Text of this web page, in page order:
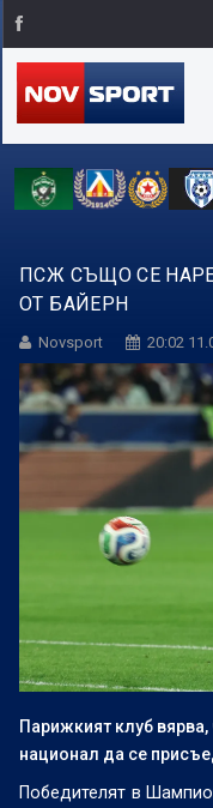
ПСЖ СЪЩО СЕ
ОТ БАЙЕРН
Novsport 20:02
Парижкият клуб
национал да се
Победителят в